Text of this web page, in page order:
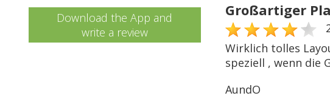
Download the App and
write a review
Großartiger
Wirklich tolles
speziell , wenn die
AundO